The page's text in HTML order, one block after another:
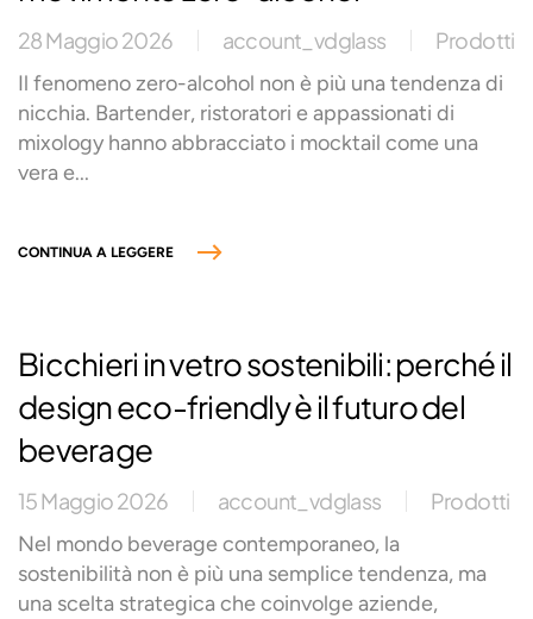
28 Maggio 2026 account_vdglass Prodotti
Il fenomeno zero-alcohol non è più una tendenza di
nicchia. Bartender, ristoratori e appassionati di
mixology hanno abbracciato i mocktail come una
vera e...
CONTINUA A LEGGERE
Bicchieri in vetro sostenibili: perché il
design eco-friendly è il futuro del
beverage
15 Maggio 2026 account_vdglass Prodotti
Nel mondo beverage contemporaneo, la
sostenibilità non è più una semplice tendenza, ma
una scelta strategica che coinvolge aziende,